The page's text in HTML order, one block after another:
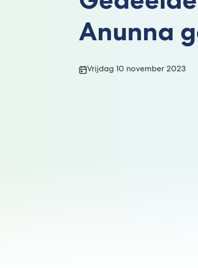
Anunna
Publicatiedatum:
Vrijdag 10 november 2023